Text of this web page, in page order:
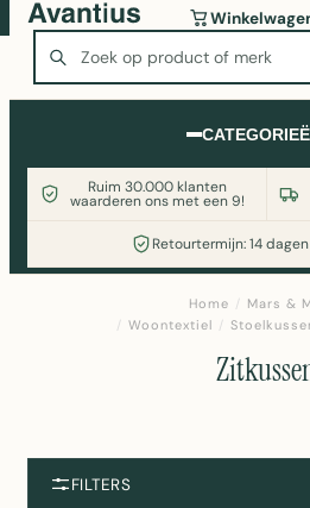
Ruim 30.000 klanten
waarderen ons met een 9!
Retourtermijn: 14
Wasmachine of koelkast nodig?
Home / Mars &
/ Woontextiel /
FILTERS